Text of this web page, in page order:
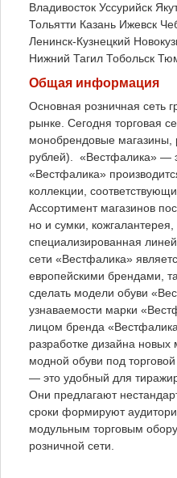
Владивосток Уссурийск
Тольятти Казань Ижевск
Ленинск-Кузнецкий
Нижний Тагил Тобольск
Общая информация
Основная розничная сеть
рынке. Сегодня торговая
монобрендовые магазины,
рублей). «Вестфалика» —
«Вестфалика»
коллекции,
Ассортимент магазинов
но и сумки,
специализированная
сети «Вестфалика»
европейскими брендами,
сделать модели обуви
узнаваемости марки
лицом бренда
разработке дизайна
модной обуви под
— это удобный для
Они предлагают
сроки формируют
модульным торговым
розничной сети.